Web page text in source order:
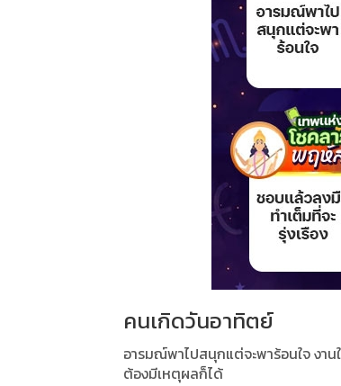
คนเกิดวันอาทิตย์
อารมณ์พาไปสนุกแต่จะพาร้อนใจ งาน
ต้องมีเหตุผลก็ได้